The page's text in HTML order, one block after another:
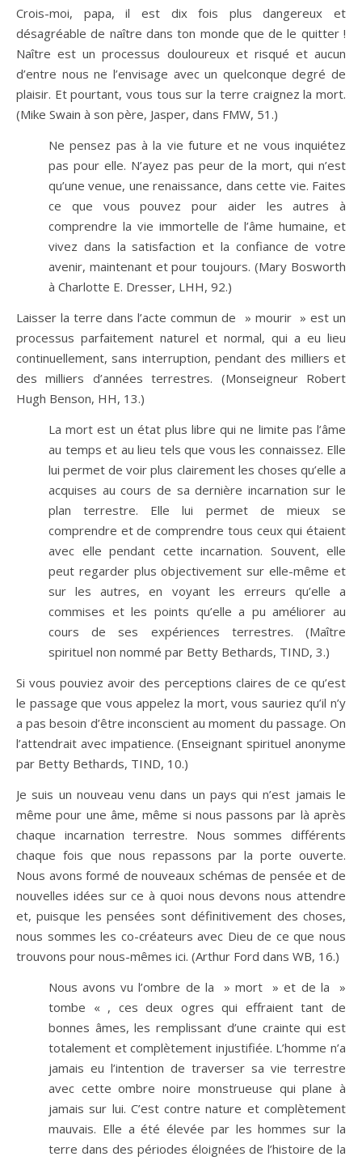
Crois-moi, papa, il est dix fois plus dangereux et
désagréable de naître dans ton monde que de le quitter !
Naître est un processus douloureux et risqué et aucun
d’entre nous ne l’envisage avec un quelconque degré de
plaisir. Et pourtant, vous tous sur la terre craignez la mort.
(Mike Swain à son père, Jasper, dans FMW, 51.)
Ne pensez pas à la vie future et ne vous inquiétez
pas pour elle. N’ayez pas peur de la mort, qui n’est
qu’une venue, une renaissance, dans cette vie. Faites
ce que vous pouvez pour aider les autres à
comprendre la vie immortelle de l’âme humaine, et
vivez dans la satisfaction et la confiance de votre
avenir, maintenant et pour toujours. (Mary Bosworth
à Charlotte E. Dresser, LHH, 92.)
Laisser la terre dans l’acte commun de » mourir » est un
processus parfaitement naturel et normal, qui a eu lieu
continuellement, sans interruption, pendant des milliers et
des milliers d’années terrestres. (Monseigneur Robert
Hugh Benson, HH, 13.)
La mort est un état plus libre qui ne limite pas l’âme
au temps et au lieu tels que vous les connaissez. Elle
lui permet de voir plus clairement les choses qu’elle a
acquises au cours de sa dernière incarnation sur le
plan terrestre. Elle lui permet de mieux se
comprendre et de comprendre tous ceux qui étaient
avec elle pendant cette incarnation. Souvent, elle
peut regarder plus objectivement sur elle-même et
sur les autres, en voyant les erreurs qu’elle a
commises et les points qu’elle a pu améliorer au
cours de ses expériences terrestres. (Maître
spirituel non nommé par Betty Bethards, TIND, 3.)
Si vous pouviez avoir des perceptions claires de ce qu’est
le passage que vous appelez la mort, vous sauriez qu’il n’y
a pas besoin d’être inconscient au moment du passage. On
l’attendrait avec impatience. (Enseignant spirituel anonyme
par Betty Bethards, TIND, 10.)
Je suis un nouveau venu dans un pays qui n’est jamais le
même pour une âme, même si nous passons par là après
chaque incarnation terrestre. Nous sommes différents
chaque fois que nous repassons par la porte ouverte.
Nous avons formé de nouveaux schémas de pensée et de
nouvelles idées sur ce à quoi nous devons nous attendre
et, puisque les pensées sont définitivement des choses,
nous sommes les co-créateurs avec Dieu de ce que nous
trouvons pour nous-mêmes ici. (Arthur Ford dans WB, 16.)
Nous avons vu l’ombre de la » mort » et de la »
tombe « , ces deux ogres qui effraient tant de
bonnes âmes, les remplissant d’une crainte qui est
totalement et complètement injustifiée. L’homme n’a
jamais eu l’intention de traverser sa vie terrestre
avec cette ombre noire monstrueuse qui plane à
jamais sur lui. C’est contre nature et complètement
mauvais. Elle a été élevée par les hommes sur la
terre dans des périodes éloignées de l’histoire de la